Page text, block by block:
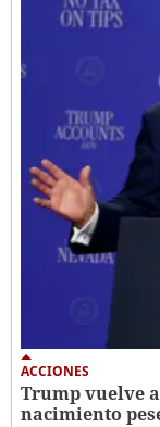
ACCIONES
Trump vuelve
nacimiento